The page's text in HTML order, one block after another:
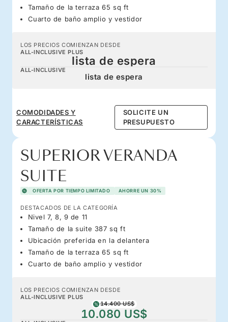
Tamaño de la terraza 65 sq ft
Cuarto de baño amplio y vestidor
LOS PRECIOS COMIENZAN DESDE
ALL-INCLUSIVE PLUS
lista de espera
ALL-INCLUSIVE
lista de espera
COMODIDADES Y
CARACTERÍSTICAS
SOLICITE UN
PRESUPUESTO
SUPERIOR VERANDA
SUITE
OFERTA POR TIEMPO LIMITADO AHORRE UN 30%
DESTACADOS DE LA CATEGORÍA
Nivel 7, 8, 9 de 11
Tamaño de la suite 387 sq ft
Ubicación preferida en la delantera
Tamaño de la terraza 65 sq ft
Cuarto de baño amplio y vestidor
LOS PRECIOS COMIENZAN DESDE
ALL-INCLUSIVE PLUS
14.400 US$
10.080 US$